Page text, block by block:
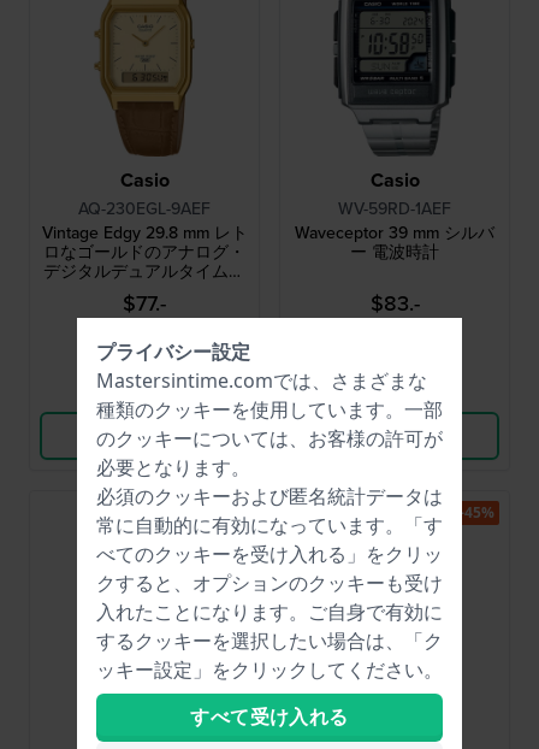
Casio
AQ-230EGL-9AEF
Vintage Edgy 29.8 mm レト
ロなゴールドのアナログ・
デジタルデュアルタイムウ
ォッチ
$77.-
● 在庫あり
比較
商品を見る
Casio
WV-59RD-1AEF
Waveceptor 39 mm シルバ
ー 電波時計
$83.-
比較
商品を見る
-45%
プライバシー設定
Mastersintime.comでは、さまざまな
種類のクッキーを使用しています。一部
のクッキーについては、お客様の許可が
必要となります。
必須のクッキーおよび匿名統計データは
常に自動的に有効になっています。「す
べてのクッキーを受け入れる」をクリッ
クすると、オプションのクッキーも受け
入れたことになります。ご自身で有効に
するクッキーを選択したい場合は、「ク
ッキー設定」をクリックしてください。
すべて受け入れる